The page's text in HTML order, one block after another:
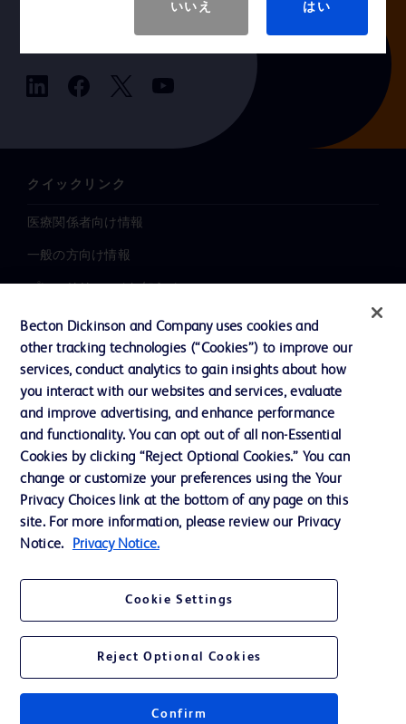
クイックリンク
医療関係者向け情報
一般の方向け情報
プレスリリース / お知らせ
インクルージョン、ダイバー
シティ ＆ エクイティ
投資家向け情報（英語）
会社案内
お問い合わせ
Cookie Preferences
プライバシーポリシー
© 2026 BD. All rights reserved. BD and the BD Logo are trademarks of
Becton, Dickinson and Company. All other trademarks are the property of
いいえ はい
Becton Dickinson and Company uses cookies and
other tracking technologies (“Cookies”) to improve our
services, conduct analytics to gain insights about how
you interact with our websites and services, evaluate
and improve advertising, and enhance performance
and functionality. You can opt out of all non-Essential
Cookies by clicking “Reject Optional Cookies.” You can
change or customize your preferences using the Your
Privacy Choices link at the bottom of any page on this
site. For more information, please review our Privacy
Notice.
Privacy Notice.
Cookie Settings
Reject Optional Cookies
Confirm